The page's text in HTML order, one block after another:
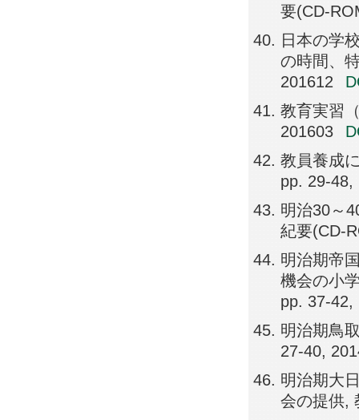
要(CD-
日本の学
の時間、
201612
教育実習
201603
教員養成
pp. 29-48,
明治30～
紀要(CD-
明治期帝
機会の小
pp. 37-42,
明治期鳥
27-40,
明治期大
会の提供,